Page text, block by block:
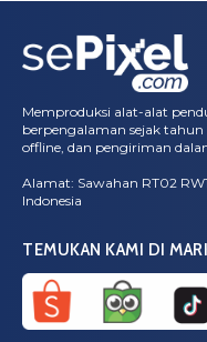
Memproduksi alat-alat
berpengalaman sejak
offline, dan pengiriman
Alamat: Sawahan RT02
Indonesia
TEMUKAN KAMI DI